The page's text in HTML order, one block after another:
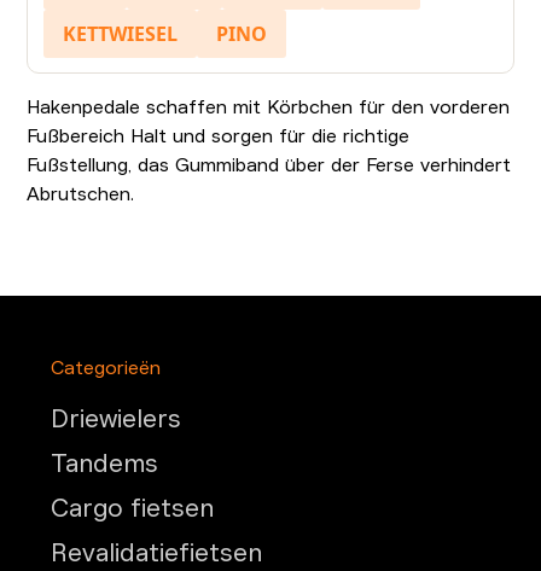
KETTWIESEL
PINO
Hakenpedale schaffen mit Körbchen für den vorderen
Fußbereich Halt und sorgen für die richtige
Fußstellung, das Gummiband über der Ferse verhindert
Abrutschen.
Categorieën
Driewielers
Tandems
Cargo fietsen
Revalidatiefietsen